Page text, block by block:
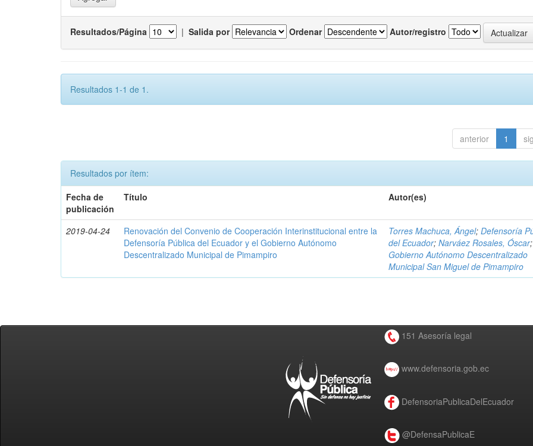
Resultados/Página | Salida por Ordenar Autor/registro
Resultados 1-1 de 1.
anterior 1
Resultados por ítem:
Fecha de
publicación
Título Autor(es)
2019-04-24
Renovación del Convenio de Cooperación Interinstitucional entre la
Defensoría Pública del Ecuador y el Gobierno Autónomo
Descentralizado Municipal de Pimampiro
Torres Machuca, Ángel;Defensoría
del Ecuador;Narváez Rosales, Óscar;
Gobierno Autónomo Descentralizado
Municipal San Miguel de Pimampiro
151 Asesoría legal
www.defensoria.gob.ec
DefensoriaPublicaDelEcuador
@DefensaPublicaE